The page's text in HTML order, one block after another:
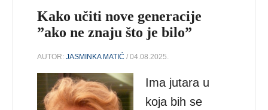
Kako učiti nove generacije
”ako ne znaju što je bilo”
AUTOR:JASMINKA MATIĆ / 04.08.2025.
Ima jutara u
koja bih se